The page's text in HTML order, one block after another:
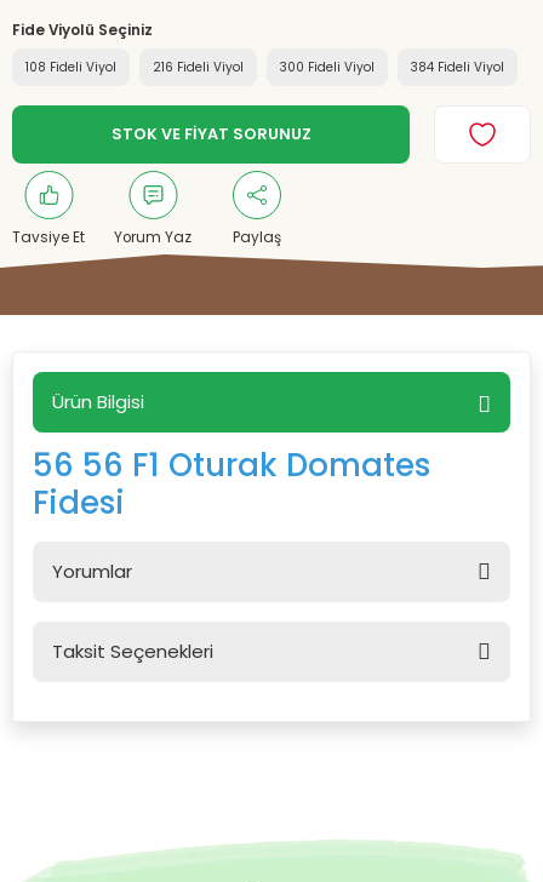
Fide Viyolü Seçiniz
108 Fideli Viyol 216 Fideli Viyol 300 Fideli Viyol 384 Fideli Viyol
STOK VE FİYAT SORUNUZ
Tavsiye Et Yorum Yaz Paylaş
Ürün Bilgisi
56 56 F1 Oturak Domates
Fidesi
Yorumlar
Taksit Seçenekleri